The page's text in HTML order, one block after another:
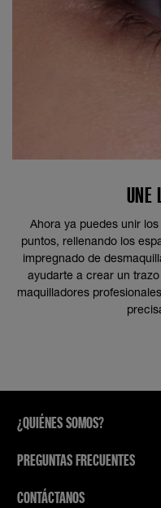
UNE
Ahora ya puedes unir
puntos, rellenando los
impregnado de
ayudarte a crear un
maquilladores
¿QUIÉNES SOMOS?
PREGUNTAS FRECUENTES
CONTÁCTANOS